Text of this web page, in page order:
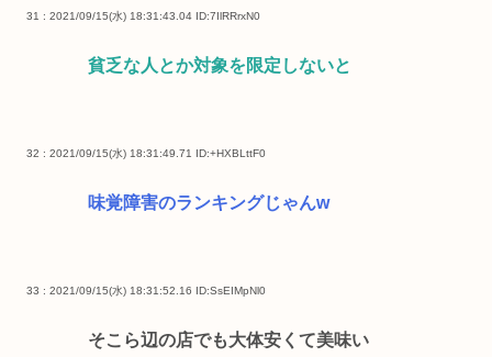
31 : 2021/09/15(水) 18:31:43.04 ID:7IlRRrxN0
貧乏な人とか対象を限定しないと
32 : 2021/09/15(水) 18:31:49.71 ID:+HXBLttF0
味覚障害のランキングじゃんw
33 : 2021/09/15(水) 18:31:52.16 ID:SsEIMpNl0
そこら辺の店でも大体安くて美味い